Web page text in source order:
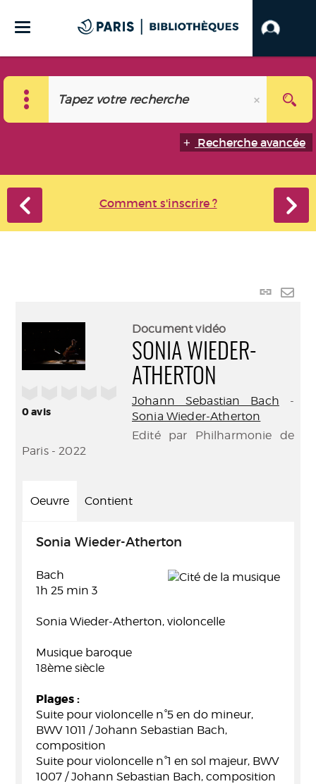
Recherche avancée
Comment s'inscrire ?
Lien
0avis
Document vidéo
SONIA WIEDER-
ATHERTON
Johann Sebastian Bach -
Sonia Wieder-Atherton
Edité par Philharmonie de
Paris - 2022
Oeuvre Contient
Sonia Wieder-Atherton
Bach
1h 25 min 3
Sonia Wieder-Atherton, violoncelle
Musique baroque
18ème siècle
Plages :
Suite pour violoncelle n°5 en do mineur,
BWV 1011 / Johann Sebastian Bach,
composition
Suite pour violoncelle n°1 en sol majeur, BWV
1007 / Johann Sebastian Bach, composition